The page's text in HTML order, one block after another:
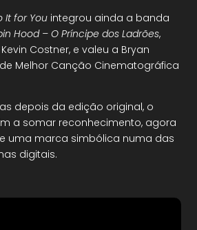
It for You integrou ainda a banda
Hood – O Príncipe dos Ladrões,
Costner, e valeu a Bryan
Melhor Canção Cinematográfica
depois da edição original, o
a somar reconhecimento, agora
uma marca simbólica numa das
digitais.